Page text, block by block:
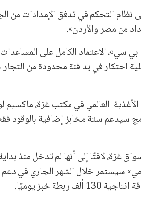
نظام التحكم في تدفق الإمدادات من
من مصر والأردن».
سي»، الاعتماد الكامل على المساعدات
احتكار في يد فئة محدودة من
العالمي في مكتب غزة، ماكسيم
سيدعم ستة مخابز إضافية بالوقود
غزة، لافتًا إلى أنها لم تدخل منذ
خبز يوميًا.